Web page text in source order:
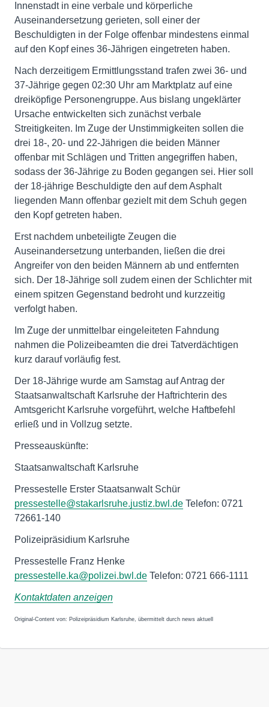
Innenstadt in eine verbale und körperliche
Auseinandersetzung gerieten, soll einer der
Beschuldigten in der Folge offenbar mindestens einmal
auf den Kopf eines 36-Jährigen eingetreten haben.
Nach derzeitigem Ermittlungsstand trafen zwei 36- und
37-Jährige gegen 02:30 Uhr am Marktplatz auf eine
dreiköpfige Personengruppe. Aus bislang ungeklärter
Ursache entwickelten sich zunächst verbale
Streitigkeiten. Im Zuge der Unstimmigkeiten sollen die
drei 18-, 20- und 22-Jährigen die beiden Männer
offenbar mit Schlägen und Tritten angegriffen haben,
sodass der 36-Jährige zu Boden gegangen sei. Hier soll
der 18-jährige Beschuldigte den auf dem Asphalt
liegenden Mann offenbar gezielt mit dem Schuh gegen
den Kopf getreten haben.
Erst nachdem unbeteiligte Zeugen die
Auseinandersetzung unterbanden, ließen die drei
Angreifer von den beiden Männern ab und entfernten
sich. Der 18-Jährige soll zudem einen der Schlichter mit
einem spitzen Gegenstand bedroht und kurzzeitig
verfolgt haben.
Im Zuge der unmittelbar eingeleiteten Fahndung
nahmen die Polizeibeamten die drei Tatverdächtigen
kurz darauf vorläufig fest.
Der 18-Jährige wurde am Samstag auf Antrag der
Staatsanwaltschaft Karlsruhe der Haftrichterin des
Amtsgericht Karlsruhe vorgeführt, welche Haftbefehl
erließ und in Vollzug setzte.
Presseauskünfte:
Staatsanwaltschaft Karlsruhe
Pressestelle Erster Staatsanwalt Schür
pressestelle@stakarlsruhe.justiz.bwl.de Telefon: 0721
72661-140
Polizeipräsidium Karlsruhe
Pressestelle Franz Henke
pressestelle.ka@polizei.bwl.de Telefon: 0721 666-1111
Kontaktdaten anzeigen
Original-Content von: Polizeipräsidium Karlsruhe, übermittelt durch news aktuell